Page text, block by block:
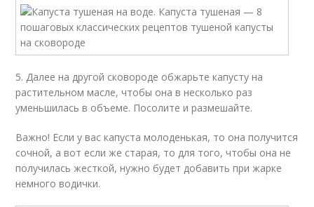
5. Далее на другой сковороде обжарьте капусту на
растительном масле, чтобы она в несколько раз
уменьшилась в объеме. Посолите и размешайте.
Важно! Если у вас капуста молоденькая, то она получится
сочной, а вот если же старая, то для того, чтобы она не
получилась жесткой, нужно будет добавить при жарке
немного водички.